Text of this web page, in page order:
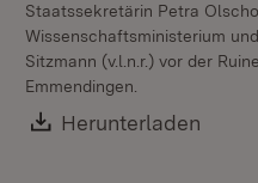
Staatssekretärin Petra
Wissenschaftsministerium
Sitzmann (v.l.n.r.) vor der
Emmendingen.
Download:
Herunterladen